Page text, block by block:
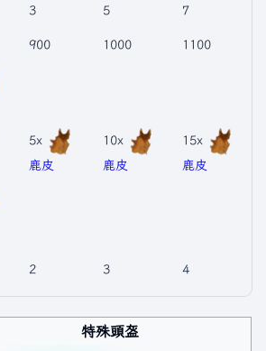
3 5 7
900 1000 1100
5x
鹿皮
10x
鹿皮
15x
鹿皮
2 3 4
特殊頭盔